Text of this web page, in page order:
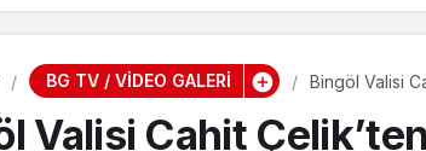
BG TV / VİDEO GALERİ Bingöl Valisi
Valisi Cahit